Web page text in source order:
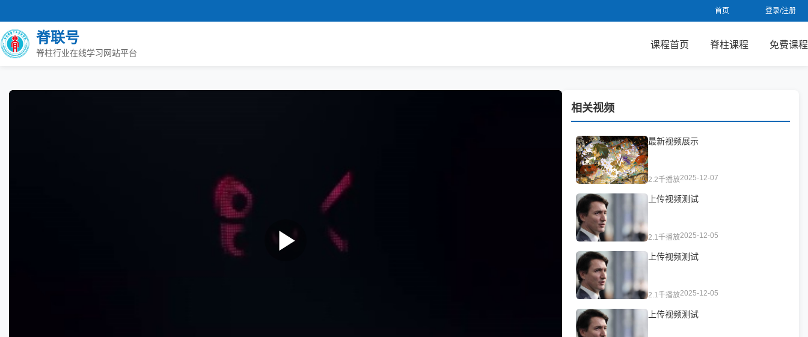
首页 登录/注册
脊联号
脊柱行业在线学习网站平台
课程首页 脊柱课程 免费课程
相关视频
最新视频展示
2.2千播放2025-12-07
上传视频测试
2.1千播放2025-12-05
上传视频测试
2.1千播放2025-12-05
上传视频测试